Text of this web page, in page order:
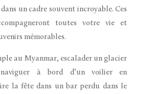
dans un cadre souvent incroyable. Ces
toutes votre vie et
mémorables.
au Myanmar, escalader un glacier
à bord d’un voilier en
la fête dans un bar perdu dans le